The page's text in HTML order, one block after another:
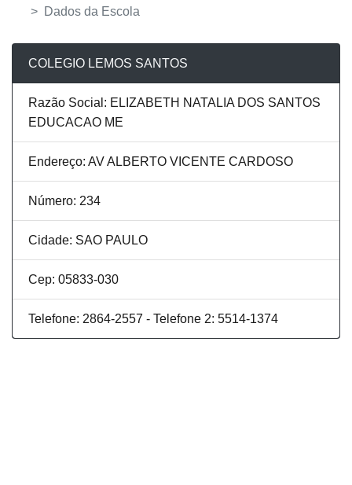
Dados da Escola
COLEGIO LEMOS SANTOS
Razão Social: ELIZABETH NATALIA DOS SANTOS
EDUCACAO ME
Endereço: AV ALBERTO VICENTE CARDOSO
Número: 234
Cidade: SAO PAULO
Cep: 05833-030
Telefone: 2864-2557 - Telefone 2: 5514-1374